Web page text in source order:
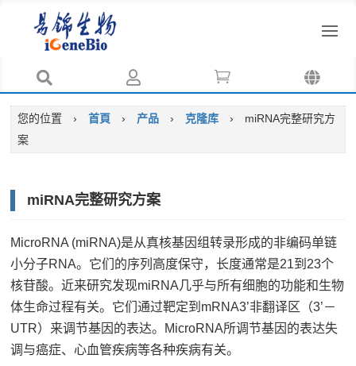
   
您的位置 › 首頁 › 产品 › 克隆库 ›
miRNA完整研究方
案
miRNA完整研究方案
MicroRNA (miRNA)是从真核基因组转录形成的非编码单链
小分子RNA。它们的序列高度保守，长度通常是21到23个
核苷酸。近来研究发现miRNA几乎与所有细胞的功能和生物
体生命过程有关。它们通过靶定到mRNA3’非翻译区（3’－
UTR）来调节基因的表达。MicroRNA所调节基因的表达失
调与癌症、心血管疾病等各种疾病有关。